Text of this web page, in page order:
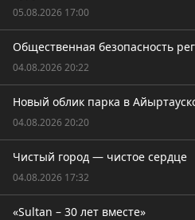
05.08.2026 17:00
Общественная безопасность
04.08.2026 20:22
Новый облик парка в
04.08.2026 20:20
Чистый город — чистое сердце
04.08.2026 17:32
«Sultan – 30 лет вместе»